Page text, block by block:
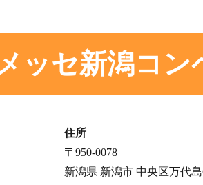
ッセ新潟コ
住所
〒950-0078
新潟県 新潟市 中央区万代島